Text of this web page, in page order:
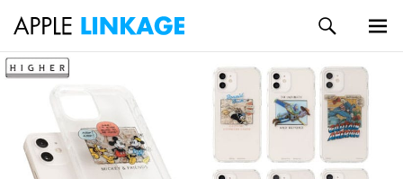
コ
ン
索
メニュ